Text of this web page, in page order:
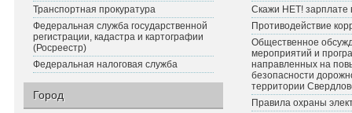
Транспортная прокуратура
Федеральная служба государственной
регистрации, кадастра и картографии
(Росреестр)
Федеральная налоговая служба
Город
Скажи НЕТ! зарплате
Противодействие
Общественное
мероприятий и
направленных на
безопасности
территории
Правила охраны